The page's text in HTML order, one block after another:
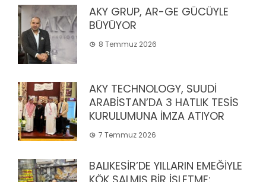
AKY GRUP, AR-GE GÜCÜYLE
BÜYÜYOR
8 Temmuz 2026
AKY TECHNOLOGY, SUUDİ
ARABİSTAN’DA 3 HATLIK TESİS
KURULUMUNA İMZA ATIYOR
7 Temmuz 2026
BALIKESİR’DE YILLARIN EMEĞİYLE